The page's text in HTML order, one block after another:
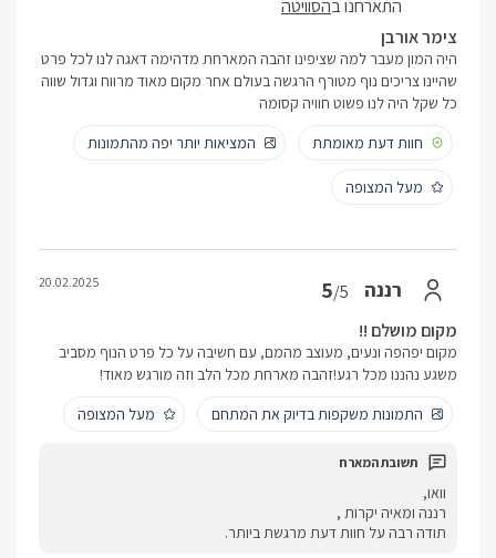
התארחנו בהסוויטה
צימר אורבן
היה המון מעבר למה שציפינו זהבה המארחת מדהימה דאגה לנו לכל פרט
שהיינו צריכים נוף מטורף הרגשה בעולם אחר מקום מאוד מרווח וגדול שווה
כל שקל היה לנו פשוט חוויה קסומה
חוות דעת מאומתת
המציאות יותר יפה מהתמונות
מעל המצופה
רננה 5/5
20.02.2025
מקום מושלם !!
מקום יפהפה ונעים, מעוצב מהמם, עם חשיבה על כל פרט הנוף מסביב
משגע נהננו מכל רגע!זהבה מארחת מכל הלב וזה מורגש מאוד!
התמונות משקפות בדיוק את המתחם
מעל המצופה
וואו,
רננה ומאיה יקרות ,
תודה רבה על חוות דעת מרגשת ביותר.